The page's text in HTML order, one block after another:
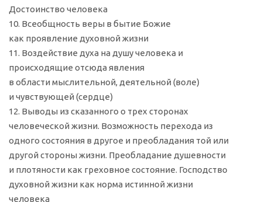
Достоинство человека
10. Всеобщность веры в бытие Божие
как проявление духовной жизни
11. Воздействие духа на душу человека и
происходящие отсюда явления
в области мыслительной, деятельной (воле)
и чувствующей (сердце)
12. Выводы из сказанного о трех сторонах
человеческой жизни. Возможность перехода из
одного состояния в другое и преобладания той или
другой стороны жизни. Преобладание душевности
и плотяности как греховное состояние. Господство
духовной жизни как норма истинной жизни
человека